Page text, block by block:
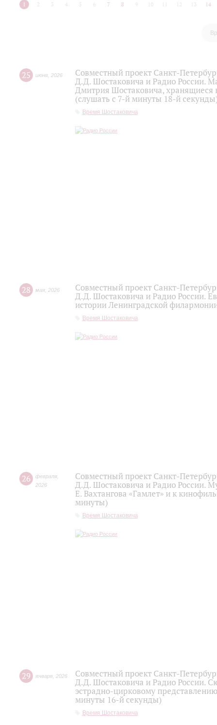
1 2 3 4 5 6 7 8 9 10 12 13 14
25 июня 2026
Совместный проект Санкт-
Д.Д. Шостаковича и Радио России.
Дмитрия Шостаковича, хранящиеся
(слушать с 7-й минуты 18-й
Время Шостаковича
28 мая 2026
Совместный проект Санкт-
Д.Д. Шостаковича и Радио России.
истории Ленинградской
Время Шостаковича
26 февраля
2026
Совместный проект Санкт-
Д.Д. Шостаковича и Радио России.
Е. Вахтангова «Гамлет» и к
минуты)
Время Шостаковича
29 января 2026
Совместный проект Санкт-
Д.Д. Шостаковича и Радио России.
эстрадно-цирковому
минуты 16-й секунды)
Время Шостаковича